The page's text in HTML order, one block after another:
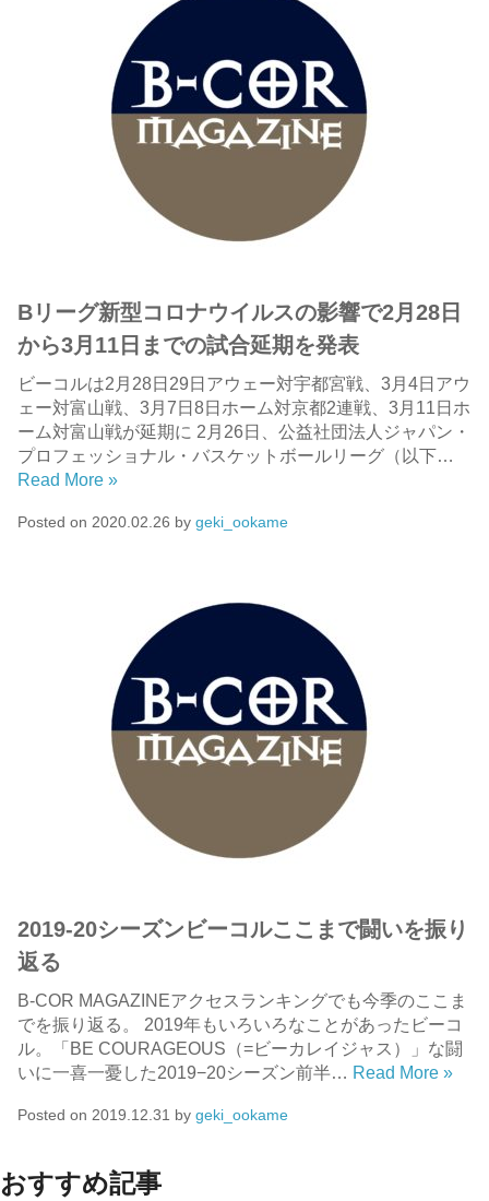
Bリーグ新型コロナウイルスの影響で2月28日
から3月11日までの試合延期を発表
ビーコルは2月28日29日アウェー対宇都宮戦、3月4日アウ
ェー対富山戦、3月7日8日ホーム対京都2連戦、3月11日ホ
ーム対富山戦が延期に 2月26日、公益社団法人ジャパン・
プロフェッショナル・バスケットボールリーグ（以下…
Read More »
Posted on 2020.02.26 by geki_ookame
2019-20シーズンビーコルここまで闘いを振り
返る
B-COR MAGAZINEアクセスランキングでも今季のここま
でを振り返る。 2019年もいろいろなことがあったビーコ
ル。「BE COURAGEOUS（=ビーカレイジャス）」な闘
いに一喜一憂した2019−20シーズン前半… Read More »
Posted on 2019.12.31 by geki_ookame
おすすめ記事